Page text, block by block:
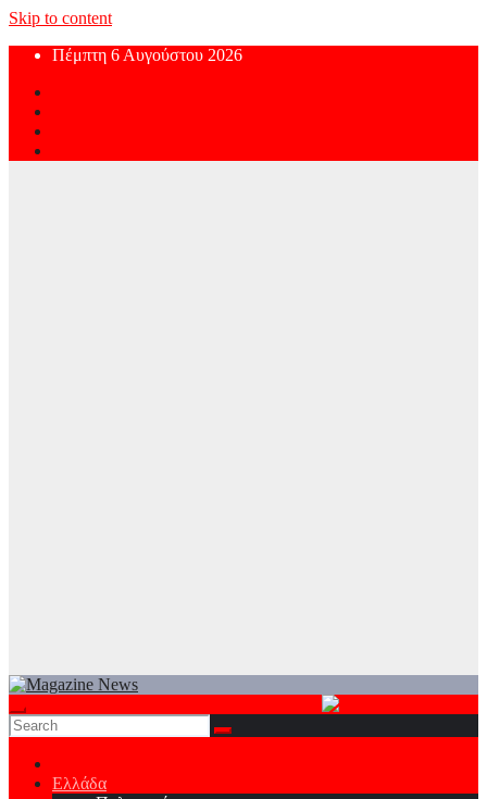
Skip to content
Πέμπτη 6 Αυγούστου 2026
Ελλάδα